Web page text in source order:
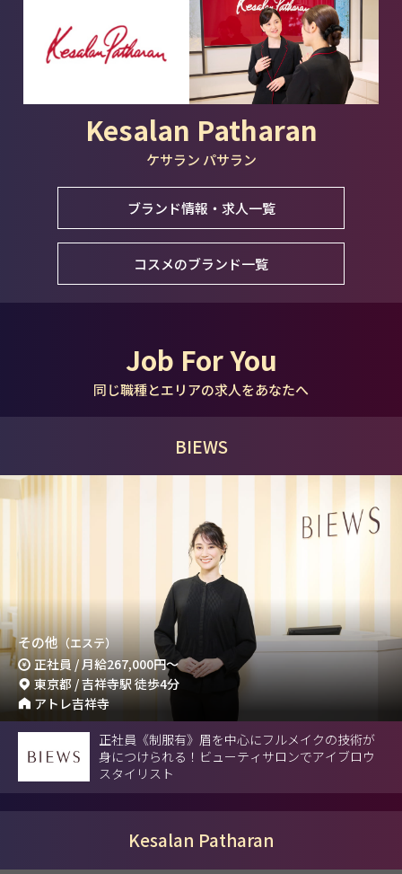
Kesalan Patharan
ケサラン パサラン
ブランド情報・求人一覧
コスメのブランド一覧
Job For You
同じ職種とエリアの求人をあなたへ
BIEWS
その他 （エステ）
正社員 / 月給267,000円～
東京都 / 吉祥寺駅 徒歩4分
アトレ吉祥寺
正社員《制服有》眉を中心にフルメイクの技術が
身につけられる！ビューティサロンでアイブロウ
スタイリスト
Kesalan Patharan